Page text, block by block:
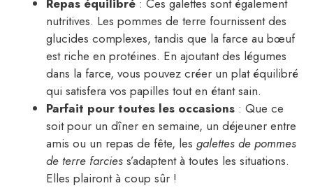
Repas équilibré : Ces galettes sont également
nutritives. Les pommes de terre fournissent des
glucides complexes, tandis que la farce au bœuf
est riche en protéines. En ajoutant des légumes
dans la farce, vous pouvez créer un plat équilibré
qui satisfera vos papilles tout en étant sain.
Parfait pour toutes les occasions : Que ce
soit pour un dîner en semaine, un déjeuner entre
amis ou un repas de fête, les galettes de pommes
de terre farcies s’adaptent à toutes les situations.
Elles plairont à coup sûr !